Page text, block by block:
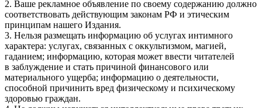
2. Ваше рекламное объявление по своему содержанию должно
соответствовать действующим законам РФ и этическим
принципам нашего Издания.
3. Нельзя размещать информацию об услугах интимного
характера: услугах, связанных с оккультизмом, магией,
гаданием; информацию, которая может ввести читателей
в заблуждение и стать причиной финансового или
материального ущерба; информацию о деятельности,
способной причинить вред физическому и психическому
здоровью граждан.